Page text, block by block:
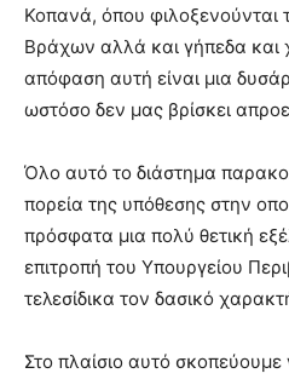
show.desi
xxx
lyons
teaches
the
meaning
of
pain.
pornhun
hd
Κοπανά, όπου φιλοξενούνται
Βράχων αλλά και γήπεδα
απόφαση αυτή είναι μια
ωστόσο δεν μας βρίσκει
Όλο αυτό το διάστημα
πορεία της υπόθεσης στην
πρόσφατα μια πολύ θετική
επιτροπή του Υπουργείου
τελεσίδικα τον δασικό
Στο πλαίσιο αυτό σκοπεύουμε